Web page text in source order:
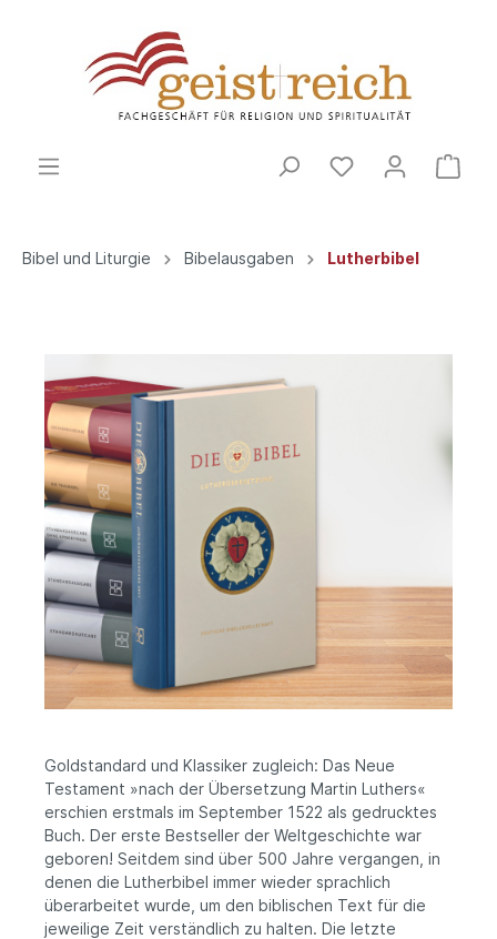
Bibel und Liturgie Bibelausgaben Lutherbibel
Goldstandard und Klassiker zugleich: Das Neue
Testament »nach der Übersetzung Martin Luthers«
erschien erstmals im September 1522 als gedrucktes
Buch. Der erste Bestseller der Weltgeschichte war
geboren! Seitdem sind über 500 Jahre vergangen, in
denen die Lutherbibel immer wieder sprachlich
überarbeitet wurde, um den biblischen Text für die
jeweilige Zeit verständlich zu halten. Die letzte